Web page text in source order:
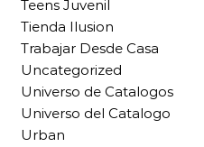
Teens Juvenil
Tienda Ilusion
Trabajar Desde Casa
Uncategorized
Universo de Catalogos
Universo del Catalogo
Urban